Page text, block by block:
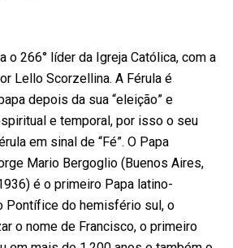
o 266° líder da Igreja Católica, com a
Lello Scorzellina. A Férula é
depois da sua “eleição” e
e temporal, por isso o seu
em sinal de “Fé”. O Papa
Mario Bergoglio (Buenos Aires,
é o primeiro Papa latino-
Pontífice do hemisfério sul, o
o nome de Francisco, o primeiro